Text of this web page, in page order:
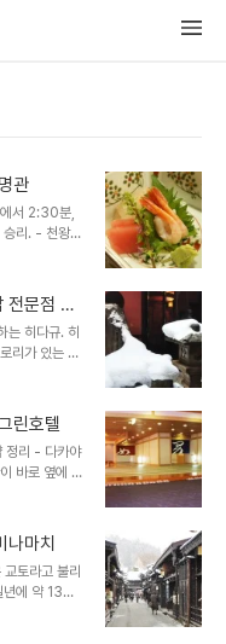
관
서 2:30분,
승리. - 천왕부
온천. 미인온
게로 온천에
흐른다. 온천
인다. 시내 중
매주 토요일
꽃의 환희를
전문점 사
는 히다규. 히
리가 있는 테
명하다는
나온다. 한
. 숭늉이 뜨
아이디어 음
엔. 히다규를
한 것도 아
린호텔
정리 - 다카야
바로 옆에 있
로리에서의
다카야마 역
여 관광하기
한 레스토랑
야마의 특산
한 공간 객실
마치
토라고 불리
년에 약 13만
끌기 때문이